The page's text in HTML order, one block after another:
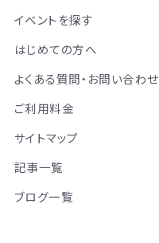
イベントを探す
はじめての方へ
よくある質問・お問い合わせ
ご利用料金
サイトマップ
記事一覧
ブログ一覧